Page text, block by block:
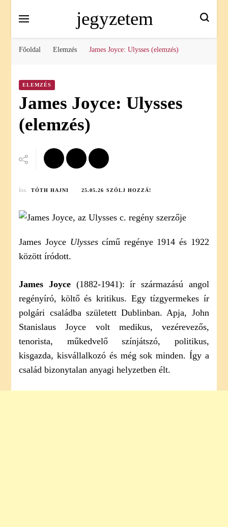
jegyzetem
Főoldal Elemzés James Joyce: Ulysses (elemzés)
ELEMZÉS
James Joyce: Ulysses
(elemzés)
Írta: TÓTH HAJNI 25.05.26 SZÓLJ HOZZÁ!
ULYSSES
James Joyce Ulyssescímű regénye 1914 és 1922
között íródott.
James Joyce (1882-1941): ír származású angol
regényíró, költő és kritikus. Egy tízgyermekes ír
polgári családba született Dublinban. Apja, John
Stanislaus Joyce volt medikus, vezérevezős,
tenorista, műkedvelő színjátszó, politikus,
kisgazda, kisvállalkozó és még sok minden. Így a
család bizonytalan anyagi helyzetben élt.